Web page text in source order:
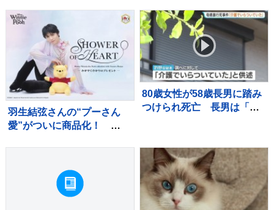
は注意喚起も
しい雨のおそれ【予報士解
説】
羽生結弦さんの“プーさん
愛”がついに商品化！
月より【全国6都市】での巡
80歳女性が58歳長男に踏み
つけられ死亡 長男は「介
阪・岬町